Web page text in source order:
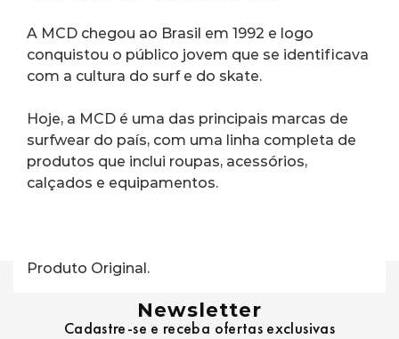
A MCD chegou ao Brasil em 1992 e logo
conquistou o público jovem que se identificava
com a cultura do surf e do skate.
Hoje, a MCD é uma das principais marcas de
surfwear do país, com uma linha completa de
produtos que inclui roupas, acessórios,
calçados e equipamentos.
Produto Original.
Newsletter
Cadastre-se e receba ofertas exclusivas